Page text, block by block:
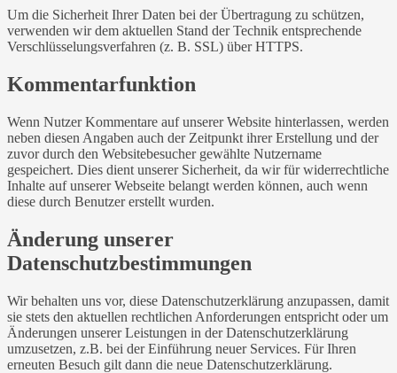
Um die Sicherheit Ihrer Daten bei der Übertragung zu schützen,
verwenden wir dem aktuellen Stand der Technik entsprechende
Verschlüsselungsverfahren (z. B. SSL) über HTTPS.
Kommentarfunktion
Wenn Nutzer Kommentare auf unserer Website hinterlassen, werden
neben diesen Angaben auch der Zeitpunkt ihrer Erstellung und der
zuvor durch den Websitebesucher gewählte Nutzername
gespeichert. Dies dient unserer Sicherheit, da wir für widerrechtliche
Inhalte auf unserer Webseite belangt werden können, auch wenn
diese durch Benutzer erstellt wurden.
Änderung unserer
Datenschutzbestimmungen
Wir behalten uns vor, diese Datenschutzerklärung anzupassen, damit
sie stets den aktuellen rechtlichen Anforderungen entspricht oder um
Änderungen unserer Leistungen in der Datenschutzerklärung
umzusetzen, z.B. bei der Einführung neuer Services. Für Ihren
erneuten Besuch gilt dann die neue Datenschutzerklärung.